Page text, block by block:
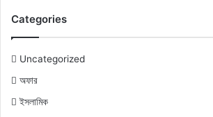
Categories
Uncategorized
অফার
ইসলামিক